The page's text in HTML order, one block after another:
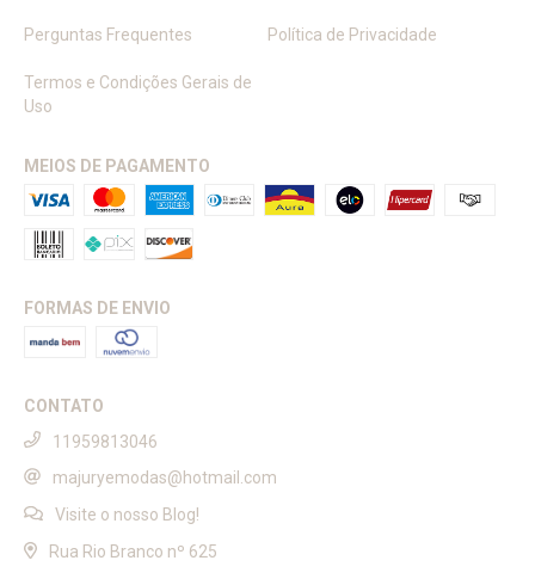
Perguntas Frequentes Política de Privacidade
Termos e Condições Gerais de
Uso
MEIOS DE PAGAMENTO
FORMAS DE ENVIO
CONTATO
11959813046
majuryemodas@hotmail.com
Visite o nosso Blog!
Rua Rio Branco nº 625